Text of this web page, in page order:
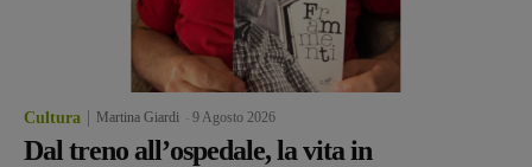
Cultura Martina Giardi 9 Agosto 2026
Dal treno all’ospedale, la vita in